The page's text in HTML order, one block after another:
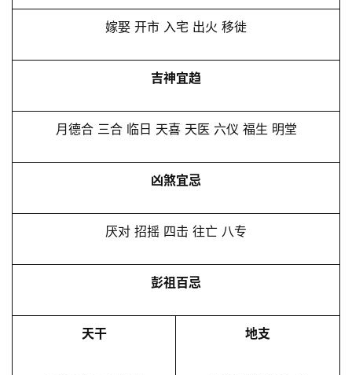
嫁娶 开市 入宅 出火 移徙
吉神宜趋
月德合 三合 临日 天喜 天医 六仪 福生 明堂
凶煞宜忌
厌对 招摇 四击 往亡 八专
彭祖百忌
天干 地支